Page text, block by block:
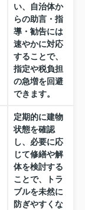
い、自治体か
らの助言・指
導・勧告には
速やかに対応
することで、
指定や税負担
の急増を回避
できます。
定期的に建物
状態を確認
し、必要に応
じて修繕や解
体を検討する
ことで、トラ
ブルを未然に
防ぎやすくな